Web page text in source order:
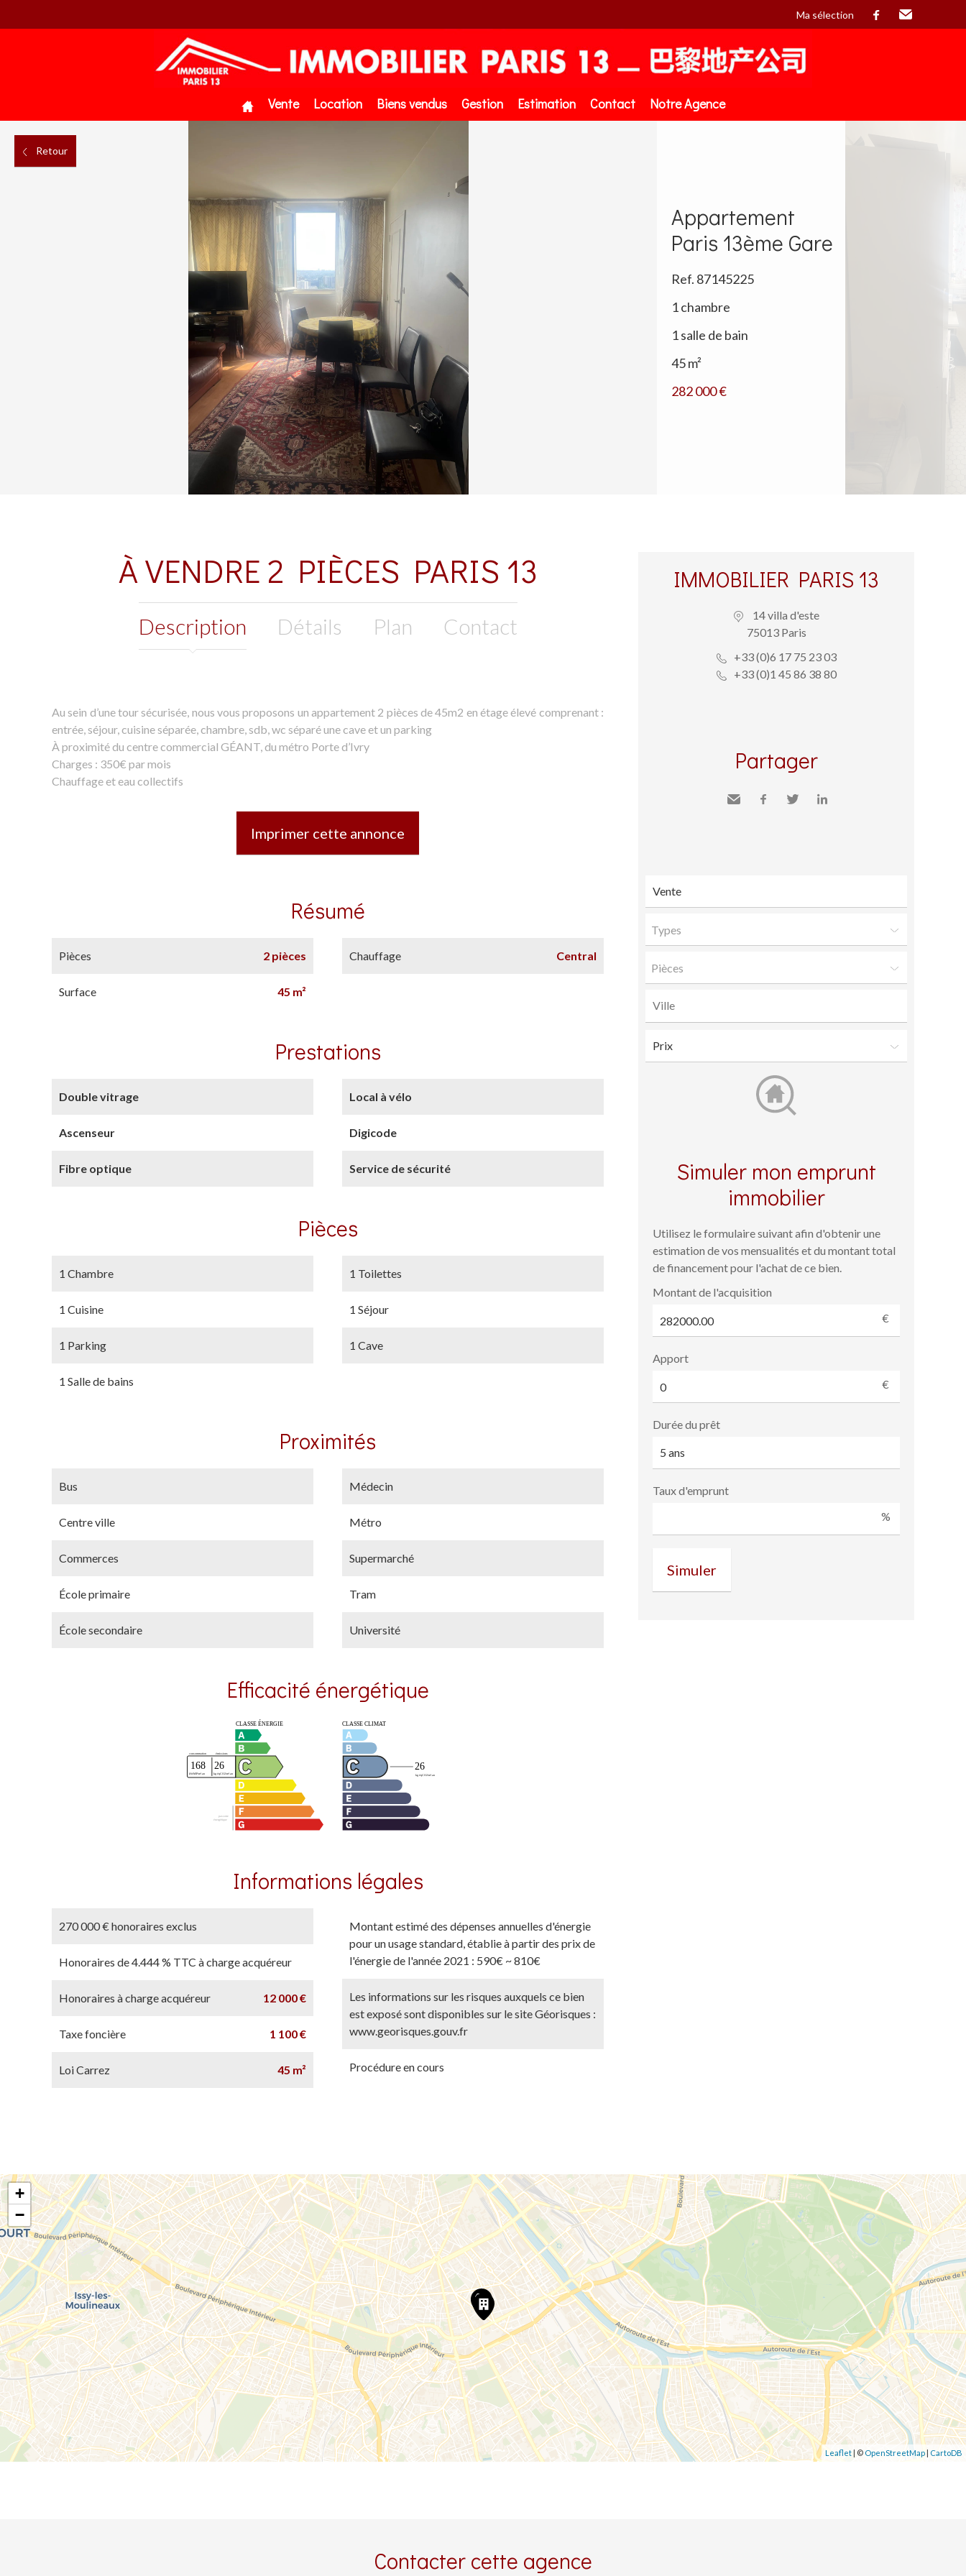
Ma sélection
Vente Location Biens vendus Gestion Estimation Contact Notre Agence
Retour
Appartement
Paris 13ème Gare
Ref. 87145225
1 chambre
1 salle de bain
45 m²
282 000 €
À VENDRE 2 PIÈCES PARIS 13
Description Détails Plan Contact
Au sein d’une tour sécurisée, nous vous proposons un appartement 2 pièces de 45m2 en étage élevé comprenant :
entrée, séjour, cuisine séparée, chambre, sdb, wc séparé une cave et un parking
À proximité du centre commercial GÉANT, du métro Porte d’Ivry
Charges : 350€ par mois
Chauffage et eau collectifs
Imprimer cette annonce
Résumé
Pièces 2 pièces
Surface 45 m²
Chauffage Central
Prestations
Double vitrage
Ascenseur
Fibre optique
Local à vélo
Digicode
Service de sécurité
Pièces
1 Chambre
1 Cuisine
1 Parking
1 Salle de bains
1 Toilettes
1 Séjour
1 Cave
Proximités
Bus
Centre ville
Commerces
École primaire
École secondaire
Médecin
Métro
Supermarché
Tram
Université
Efficacité énergétique
Informations légales
270 000 € honoraires exclus
Honoraires de 4.444 % TTC à charge acquéreur
Honoraires à charge acquéreur 12 000 €
Taxe foncière 1 100 €
Loi Carrez 45 m²
Montant estimé des dépenses annuelles d'énergie
pour un usage standard, établie à partir des prix de
l'énergie de l'année 2021 : 590€ ~ 810€
Les informations sur les risques auxquels ce bien
est exposé sont disponibles sur le site Géorisques :
www.georisques.gouv.fr
Procédure en cours
IMMOBILIER PARIS 13
14 villa d'este
75013 Paris
+33 (0)6 17 75 23 03
+33 (0)1 45 86 38 80
Partager
Types
Pièces
Simuler mon emprunt
immobilier
Utilisez le formulaire suivant afin d'obtenir une
estimation de vos mensualités et du montant total
de financement pour l'achat de ce bien.
Montant de l'acquisition
€
Apport
€
Durée du prêt
Taux d'emprunt
%
+
−
Leaflet| © OpenStreetMap | CartoDB
Contacter cette agence